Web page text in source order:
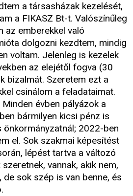
a társasházak kezelését,
a FIKASZ Bt-t. Valószínűleg
az emberekkel való
dolgozni kezdtem, mindig
voltam. Jelenleg is kezelek
az elejétől fogva (30
bizalmát. Szeretem ezt a
csinálom a feladataimat.
évben pályázok a
bármilyen kicsi pénz is
önkormányzatnál; 2022-ben
el. Sok szakmai képesítést
lépést tartva a változó
vannak, akik nem,
de sok szép is van benne, és